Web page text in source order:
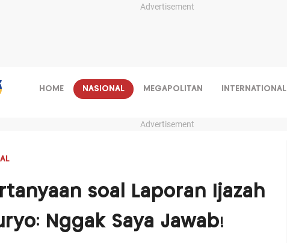
Advertisement
HOME NASIONAL MEGAPOLITAN INTERNATIONAL
Advertisement
soal Laporan Ijazah
Nggak Saya Jawab!